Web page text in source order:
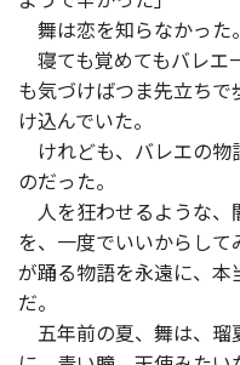
舞は恋を知らなかった。
寝ても覚めてもバレエ
も気づけばつま先立ち
け込んでいた。
けれども、バレエの物
のだった。
人を狂わせるような、
を、一度でいいからし
が踊る物語を永遠に、
だ。
五年前の夏、舞は、瑠